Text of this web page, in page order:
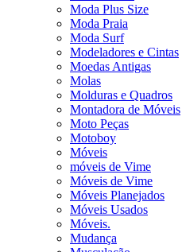
Moda Plus Size
Moda Praia
Moda Surf
Modeladores e Cintas
Moedas Antigas
Molas
Molduras e Quadros
Montadora de Móveis
Moto Peças
Motoboy
Móveis
móveis de Vime
Móveis de Vime
Móveis Planejados
Móveis Usados
Móveis.
Mudança